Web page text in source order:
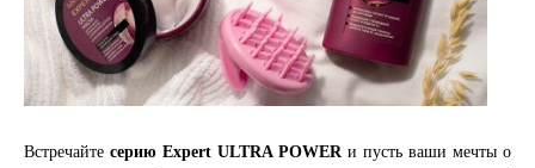
Встречайте серию Expert ULTRA POWER и пусть ваши мечты о